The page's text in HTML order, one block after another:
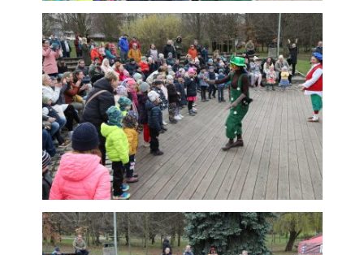
našem webu. Z
tohoto důvodu
technické
cookies
nemohou být
individuálně
deaktivovány
nebo
aktivovány.
Analytické
cookies
Analytické
cookies nám